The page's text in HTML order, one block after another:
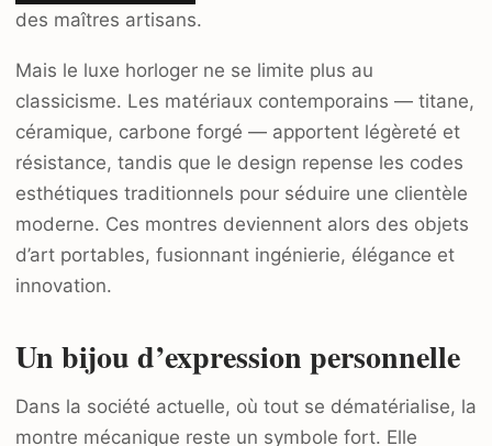
des maîtres artisans.
Mais le luxe horloger ne se limite plus au
classicisme. Les matériaux contemporains — titane,
céramique, carbone forgé — apportent légèreté et
résistance, tandis que le design repense les codes
esthétiques traditionnels pour séduire une clientèle
moderne. Ces montres deviennent alors des objets
d’art portables, fusionnant ingénierie, élégance et
innovation.
Un bijou d’expression personnelle
Dans la société actuelle, où tout se dématérialise, la
montre mécanique reste un symbole fort. Elle